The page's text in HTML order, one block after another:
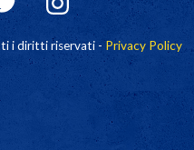
i diritti riservati - Privacy Policy